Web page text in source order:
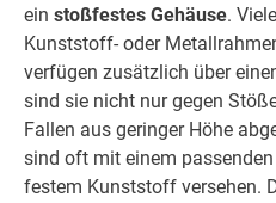
ein stoßfestes Gehäuse.
Kunststoff- oder
verfügen zusätzlich über
sind sie nicht nur gegen
Fallen aus geringer Höhe
sind oft mit einem
festem Kunststoff versehen.